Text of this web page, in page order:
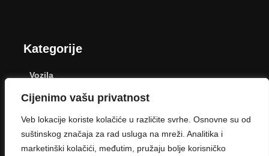
Cijenimo vašu privatnost
Veb lokacije koriste kolačiće u različite svrhe. Osnovne su od
suštinskog značaja za rad usluga na mreži. Analitika i
marketinški kolačići, međutim, pružaju bolje korisničko
Kategorije
Vozila
Dom
Poljoprivreda
Zdravlje